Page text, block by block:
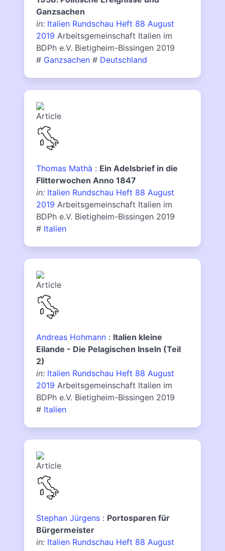
Ganzsachen
in: Italien Rundschau Heft 88 August
2019 Arbeitsgemeinschaft Italien im
BDPh e.V. Bietigheim-Bissingen 2019
# Ganzsachen # Deutschland
Thomas Mathà : Ein Adelsbrief in die
Flitterwochen Anno 1847
in: Italien Rundschau Heft 88 August
2019 Arbeitsgemeinschaft Italien im
BDPh e.V. Bietigheim-Bissingen 2019
# Italien
Andreas Hohmann : Italien kleine
Eilande - Die Pelagischen Inseln (Teil
2)
in: Italien Rundschau Heft 88 August
2019 Arbeitsgemeinschaft Italien im
BDPh e.V. Bietigheim-Bissingen 2019
# Italien
Stephan Jürgens : Portosparen für
Bürgermeister
in: Italien Rundschau Heft 88 August